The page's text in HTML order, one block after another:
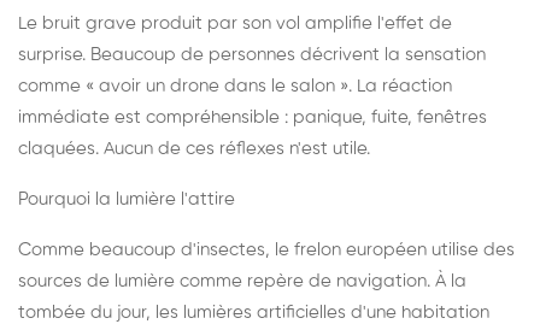
Le bruit grave produit par son vol amplifie l'effet de
surprise. Beaucoup de personnes décrivent la sensation
comme « avoir un drone dans le salon ». La réaction
immédiate est compréhensible : panique, fuite, fenêtres
claquées. Aucun de ces réflexes n'est utile.
Pourquoi la lumière l'attire
Comme beaucoup d'insectes, le frelon européen utilise des
sources de lumière comme repère de navigation. À la
tombée du jour, les lumières artificielles d'une habitation